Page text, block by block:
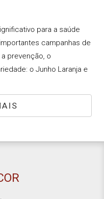
para a saúde
campanhas de
prevenção, o
o Junho Laranja e